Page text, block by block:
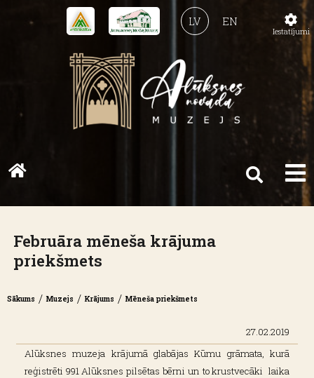
EN
LV
Februāra mēneša krājuma
priekšmets
Sākums / Muzejs / Krājums / Mēneša priekšmets
27.02.2019
Alūksnes muzeja krājumā glabājas Kūmu grāmata, kurā
reģistrēti 991 Alūksnes pilsētas bērni un to krustvecāki laika
Iestatījumi